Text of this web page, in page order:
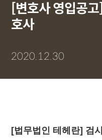
[변호사 영입공
호사
2020.12.30
[법무법인 테헤란] 검